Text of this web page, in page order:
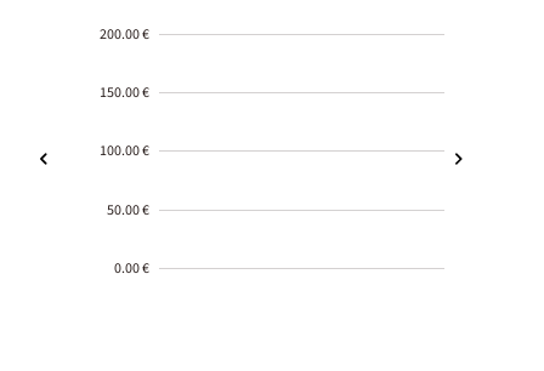
200.00 €
150.00 €
100.00 €
50.00 €
0.00 €